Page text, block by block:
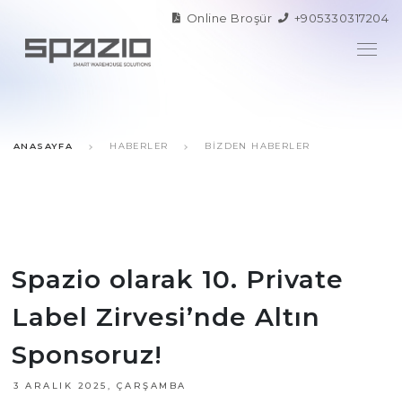
Online Broşür +905330317204
ANASAYFA HABERLER BIZDEN HABERLER
Spazio olarak 10. Private
Label Zirvesi’nde Altın
Sponsoruz!
3 ARALIK 2025, ÇARŞAMBA